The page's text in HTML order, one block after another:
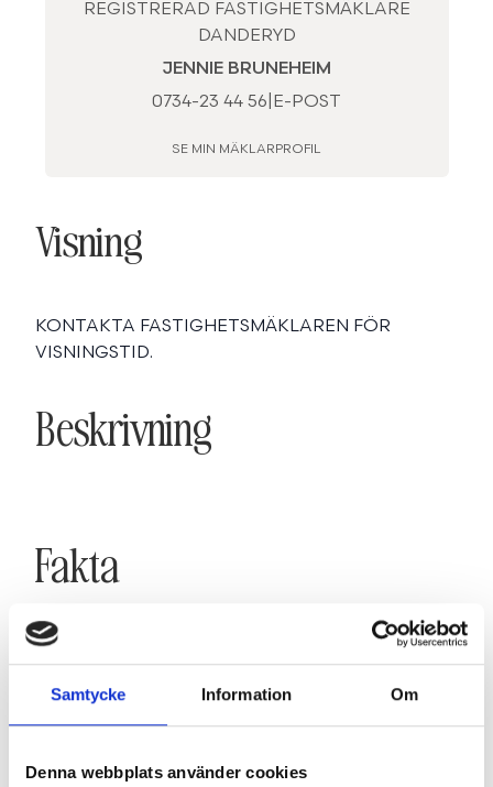
Samtycke Information Om
Denna webbplats använder cookies
REGISTRERAD FASTIGHETSMÄKLARE
DANDERYD
JENNIE BRUNEHEIM
0734-23 44 56 E-POST
SE MIN MÄKLARPROFIL
Visning
KONTAKTA FASTIGHETSMÄKLAREN FÖR
VISNINGSTID.
Beskrivning
Fakta
SE FAKTA